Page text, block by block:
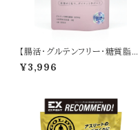
【腸活・グルテンフリー・糖質脂質
ケア】 BLOCK（90回分）※食後
に１粒
¥3,996